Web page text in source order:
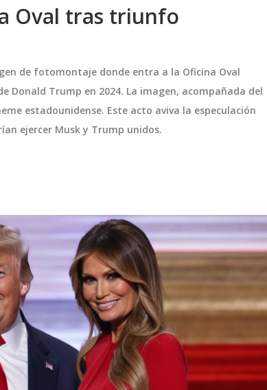
Oval tras triunfo
de fotomontaje donde entra a la Oficina Oval
Trump en 2024. La imagen, acompañada del
estadounidense. Este acto aviva la especulación
ejercer Musk y Trump unidos.
Horse Nine', la nueva comedia dramática
dirigida por Martin McDonagh en la
remota Isla de Pascua. El proyecto toma
medidas de seguridad y conservación
nunca vistas en la isla, involucrando a la
comunidad indígena y expertos
arqueológicos para proteger su
patrimonio mientras el cine
internacional pone los ojos en Rapa Nui.
julio 9 2025